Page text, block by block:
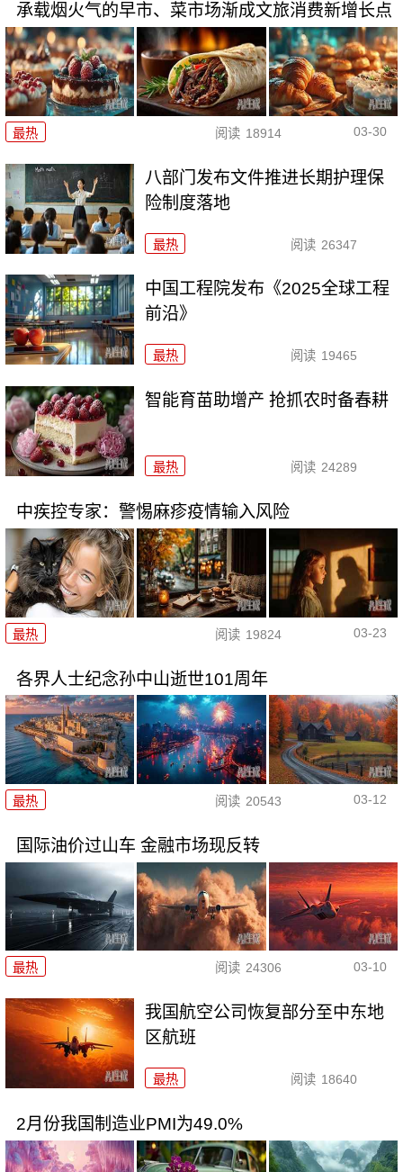
承载烟火气的早市、菜市场渐成文旅消费新增长点
最热 阅读 18914 03-30
八部门发布文件推进长期护理保
险制度落地
最热 阅读 26347
中国工程院发布《2025全球工程
前沿》
最热 阅读 19465
智能育苗助增产 抢抓农时备春耕
最热 阅读 24289
中疾控专家：警惕麻疹疫情输入风险
最热 阅读 19824 03-23
各界人士纪念孙中山逝世101周年
最热 阅读 20543 03-12
国际油价过山车 金融市场现反转
最热 阅读 24306 03-10
我国航空公司恢复部分至中东地
区航班
最热 阅读 18640
2月份我国制造业PMI为49.0%